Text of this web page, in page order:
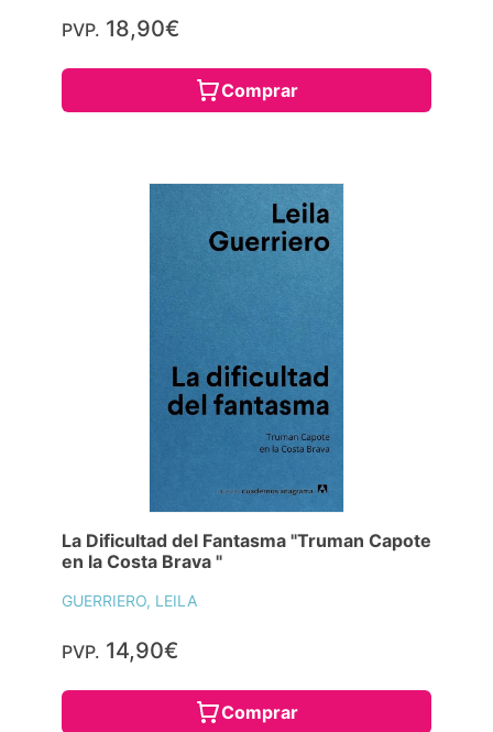
PVP. 18,90€
Comprar
La Dificultad del Fantasma "Truman Capote
en la Costa Brava "
GUERRIERO, LEILA
PVP. 14,90€
Comprar